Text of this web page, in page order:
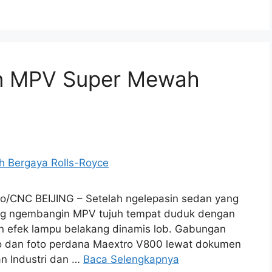
Super Mewah
BEIJING – Setelah ngelepasin sedan yang
ngembangin MPV tujuh tempat duduk dengan
lampu belakang dinamis lob. Gabungan
dan foto perdana Maextro V800 lewat dokumen
Industri dan … Baca Selengkapnya